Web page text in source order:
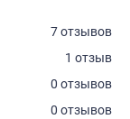
7 отзывов
1 отзыв
0 отзывов
0 отзывов